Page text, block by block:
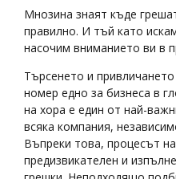
Мнозина знаят къде
правилно. И тъй като
насочим вниманието ви в
Търсенето и
номер едно за бизнеса в
на хора е един от най-
всяка компания,
Въпреки това, процесът
предизвикателен и